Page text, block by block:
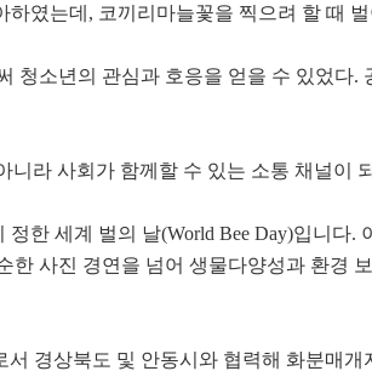
하였는데 , 코끼리마늘꽃을 찍으려 할 때
청소년의 관심과 호응을 얻을 수 있었다.
니라 사회가 함께할 수 있는 소통 채널이
정한 세계 벌의 날(World Bee Day)입니다.
한 사진 경연을 넘어 생물다양성과 환경
경상북도 및 안동시와 협력해 화분매개